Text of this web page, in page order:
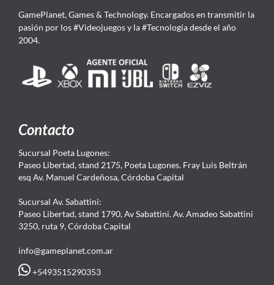
GamePlanet, Games & Technology. Encargados en transmitir la
pasión por los #Videojuegos y la #Tecnología desde el año
2004.
Contacto
Sucursal Poeta Lugones:
Paseo Libertad, stand 2175, Poeta Lugones. Fray Luis Beltrán
esq Av. Manuel Cardeñosa, Córdoba Capital
Sucursal Av. Sabattini:
Paseo Libertad, stand 1790, Av Sabattini. Av. Amadeo Sabattini
3250, ruta 9, Córdoba Capital
info@gameplanet.com.ar
+5493515290353